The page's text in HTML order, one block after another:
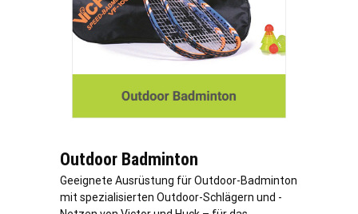
Outdoor Badminton
Geeignete Ausrüstung für Outdoor-Badminton
mit spezialisierten Outdoor-Schlägern und -